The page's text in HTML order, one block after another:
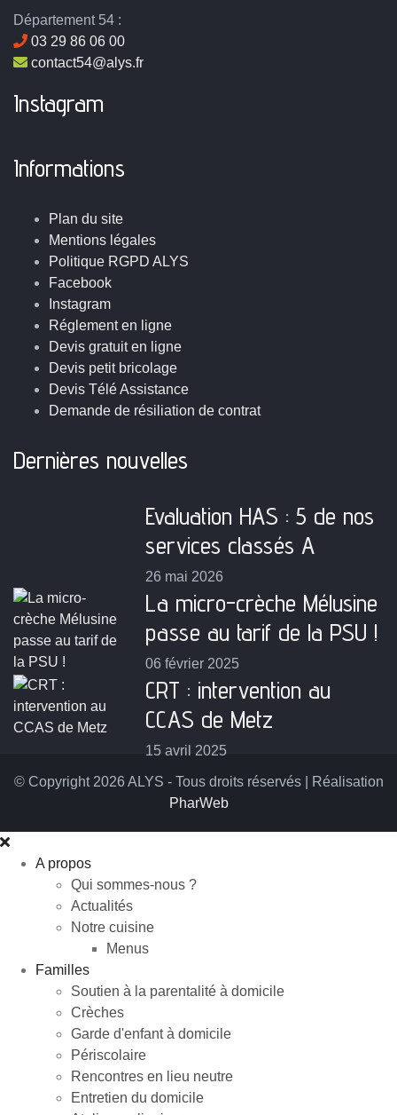
Département 54 :
03 29 86 06 00
contact54@alys.fr
Instagram
Informations
Plan du site
Mentions légales
Politique RGPD ALYS
Facebook
Instagram
Réglement en ligne
Devis gratuit en ligne
Devis petit bricolage
Devis Télé Assistance
Demande de résiliation de contrat
Dernières nouvelles
Evaluation HAS : 5 de nos
services classés A
26 mai 2026
La micro-crèche Mélusine
passe au tarif de la PSU !
06 février 2025
CRT : intervention au
CCAS de Metz
15 avril 2025
© Copyright 2026 ALYS - Tous droits réservés | Réalisation
PharWeb
A propos
Qui sommes-nous ?
Actualités
Notre cuisine
Menus
Familles
Soutien à la parentalité à domicile
Crèches
Garde d'enfant à domicile
Périscolaire
Rencontres en lieu neutre
Entretien du domicile